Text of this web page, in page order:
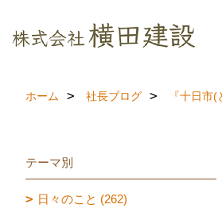
ホーム 社長ブログ 『十日市(
テーマ別
日々のこと (262)